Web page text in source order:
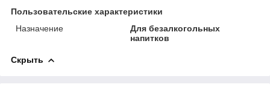
Пользовательские характеристики
Назначение
Для безалкогольных
напитков
Скрыть